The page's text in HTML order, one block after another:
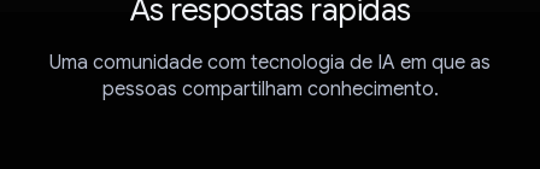
As respostas rápidas
Uma comunidade com tecnologia de IA em que as
pessoas compartilham conhecimento.